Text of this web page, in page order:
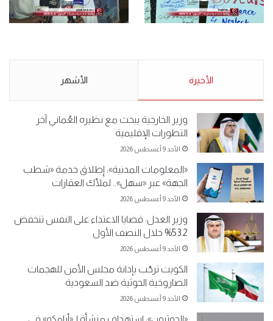
الأحد 5 مايو 2019
5-2019.
نبيع مخدرات يعني ولا خمر؟!.
الأخيرة الأشهر
وزير الخارجية يبحث مع نظيره العُماني آخر
التطورات الإقليمية
الأحد 9 أغسطس 2026
«المعلومات المدنية»: إطلاق خدمة «شطب
الجهة» عبر «سهل».. لملّاك العقارات
الأحد 9 أغسطس 2026
وزير العدل: قضايا الاعتداء على النفس تنخفض
53.2% خلال النصف الأول
الأحد 9 أغسطس 2026
الكويت ترحّب بإدانة مجلس الأمن للهجمات
الصاروخية الحوثية ضد السعودية
الأحد 9 أغسطس 2026
«الحوثيون»: استهداف منشأة لـ«أرامكو» في